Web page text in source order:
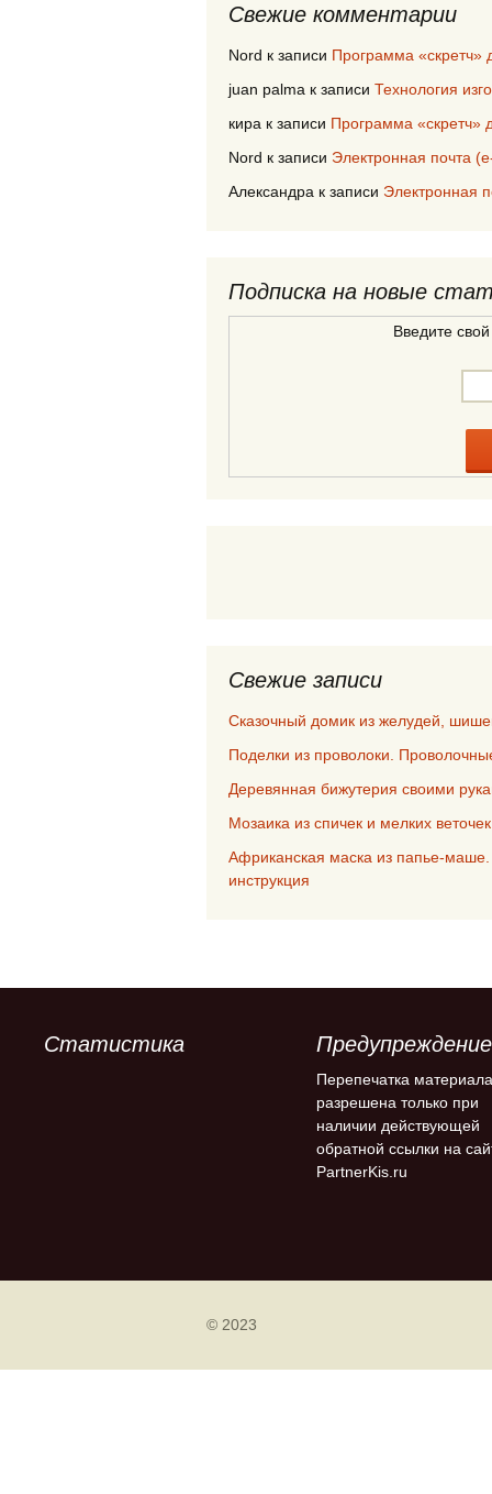
Свежие комментарии
Nord к записи Программа «скретч»
juan palma к записи Технология
кира к записи Программа «скретч»
Nord к записи Электронная почта
Александра к записи Электронная
Подписка на новые
Введите
Свежие записи
Сказочный домик из желудей,
Поделки из проволоки.
Деревянная бижутерия своими
Мозаика из спичек и мелких
Африканская маска из папье-
инструкция
Статистика Предупреждение
Перепечатка материала
разрешена только при
наличии действующей
обратной ссылки на
PartnerKis.ru
© 2023